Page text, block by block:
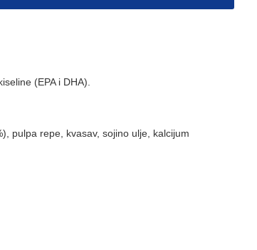
(EPA i DHA).
pulpa repe, kvasav, sojino ulje, kalcijum